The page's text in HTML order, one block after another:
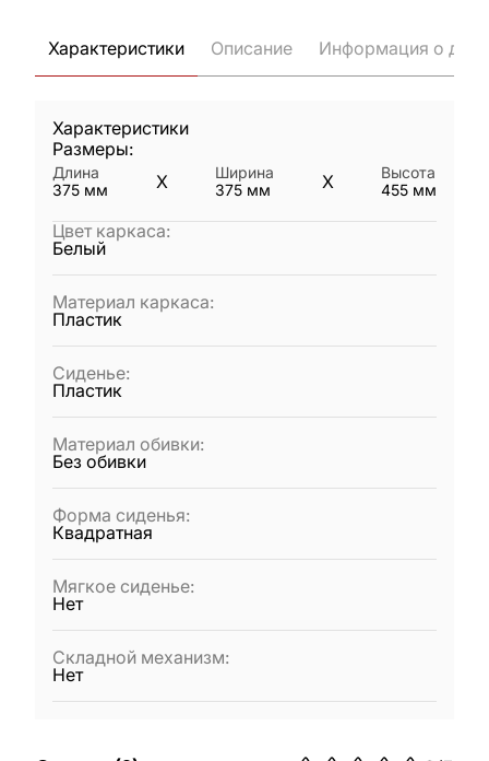
Характеристики Описание Информация о
Характеристики
Размеры:
Длина
375 мм X
Ширина
375 мм X
Высота
455 мм
Цвет каркаса:
Белый
Материал каркаса:
Пластик
Сиденье:
Пластик
Материал обивки:
Без обивки
Форма сиденья:
Квадратная
Мягкое сиденье:
Нет
Складной механизм:
Нет